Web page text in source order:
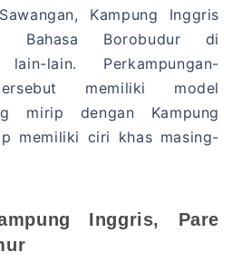
Kampung Inggris
Bahasa Borobudur di
lain. Perkampungan-
memiliki model
mirip dengan Kampung
memiliki ciri khas masing-
Inggris, Pare